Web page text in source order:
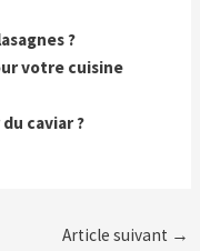
?
votre cuisine
caviar ?
Article suivant →